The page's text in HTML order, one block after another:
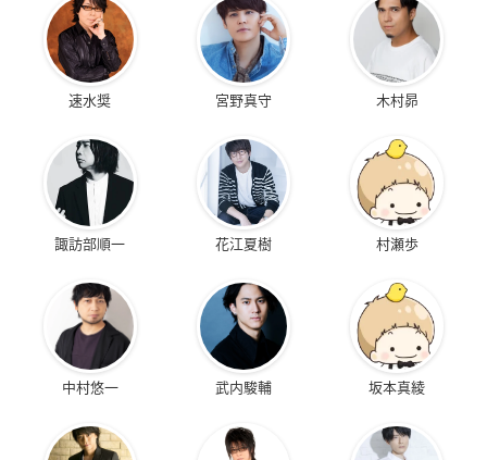
速水奨 宮野真守 木村昴
諏訪部順一 花江夏樹 村瀬歩
中村悠一 武内駿輔 坂本真綾